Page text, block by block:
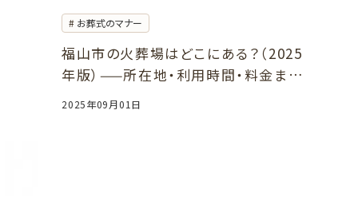
お葬式のマナー
福山市の火葬場はどこにある？（2025
年版）——所在地・利用時間・料金まと
め
2025年09月01日